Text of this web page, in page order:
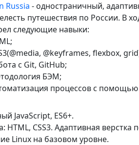
Russia - одностраничный,
путешествия по России. В
следующие навыки:
@keyframes, flexbox,
с Git, GitHub;
БЭМ;
процессов с
JavaScript, ES6+.
HTML, CSS3. Адаптивная верстка
Linux на базовом уровне.